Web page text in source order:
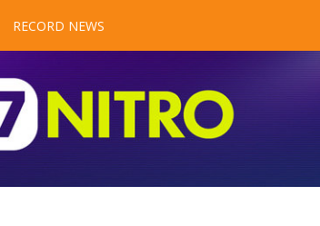
RECORD NEWS